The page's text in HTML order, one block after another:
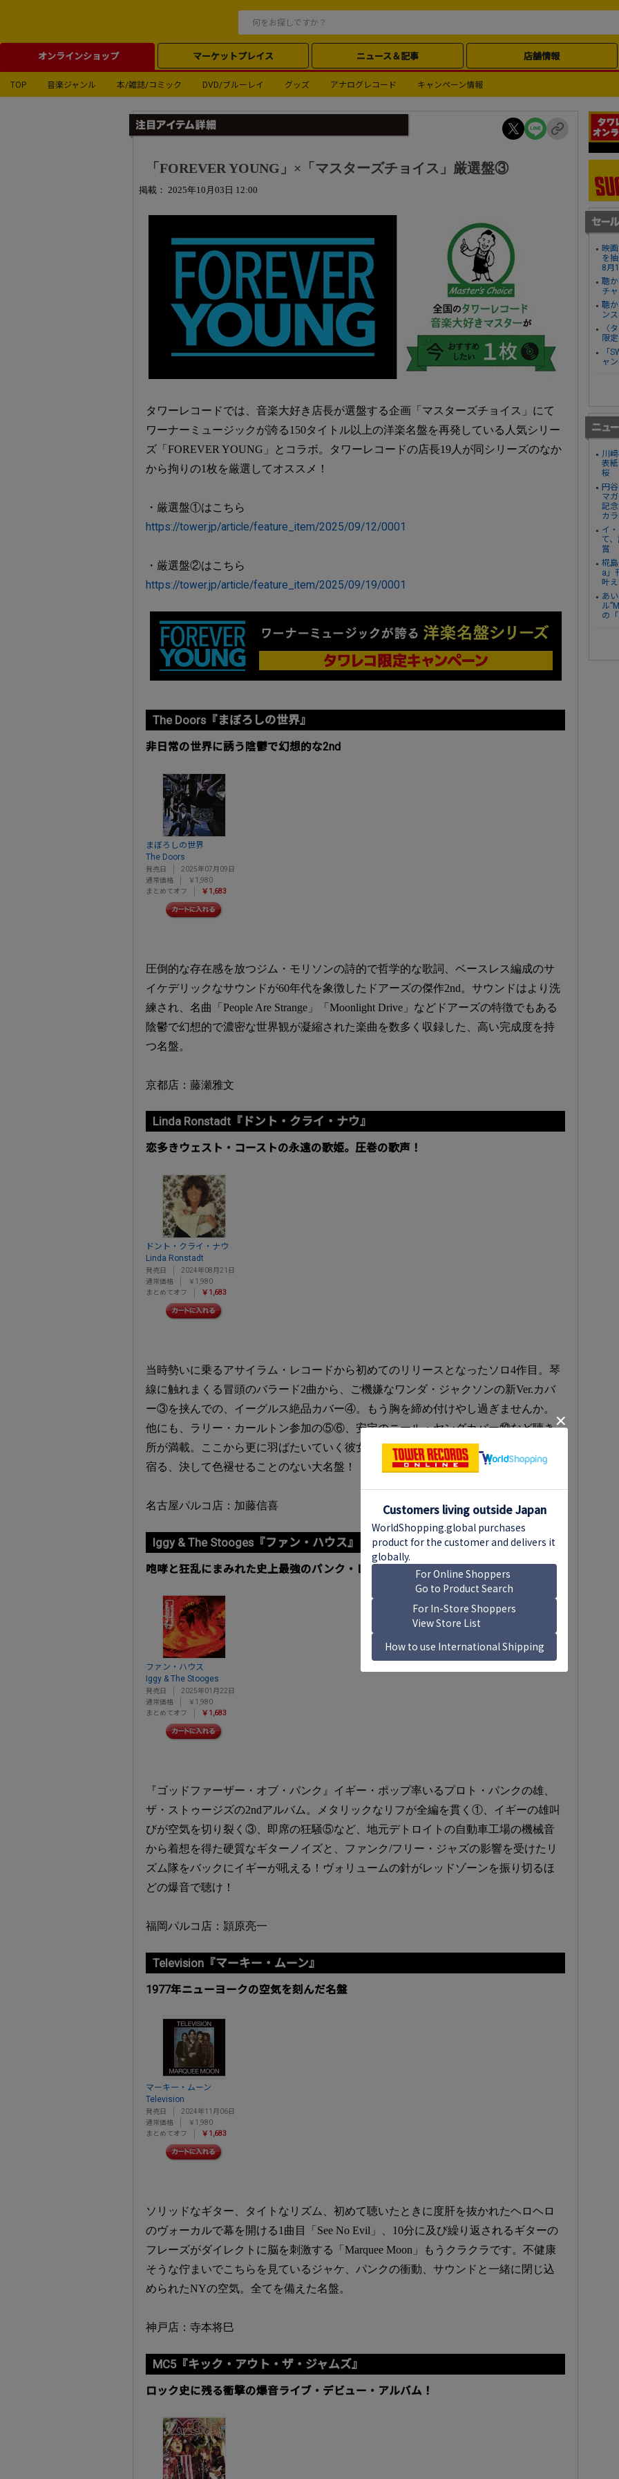
オンラインショップ マーケットプレイス ニュース＆記事 店舗情報
TOP 音楽ジャンル 本/雑誌/コミック DVD/ブルーレイ グッズ アナログレコード キャンペーン情報
「FOREVER YOUNG」×「マスターズチョイス」厳選盤③
掲載： 2025年10月03日 12:00
タワーレコードでは、音楽大好き店長が選盤する企画「マスターズチョイス」にて
ワーナーミュージックが誇る150タイトル以上の洋楽名盤を再発している人気シリー
ズ「FOREVER YOUNG」とコラボ。タワーレコードの店長19人が同シリーズのなか
から拘りの1枚を厳選してオススメ！
・厳選盤①はこちら
https://tower.jp/article/feature_item/2025/09/12/0001
・厳選盤②はこちら
https://tower.jp/article/feature_item/2025/09/19/0001
The Doors『まぼろしの世界』
非日常の世界に誘う陰鬱で幻想的な2nd
まぼろしの世界
The Doors
発売日
2025年07月09日
通常価格
￥1,980
まとめてオフ
￥1,683
圧倒的な存在感を放つジム・モリソンの詩的で哲学的な歌詞、ベースレス編成のサ
イケデリックなサウンドが60年代を象徴したドアーズの傑作2nd。サウンドはより洗
練され、名曲「People Are Strange」「Moonlight Drive」などドアーズの特徴でもある
陰鬱で幻想的で濃密な世界観が凝縮された楽曲を数多く収録した、高い完成度を持
つ名盤。
京都店：藤瀬雅文
Linda Ronstadt『ドント・クライ・ナウ』
恋多きウェスト・コーストの永遠の歌姫。圧巻の歌声！
ドント・クライ・ナウ
Linda Ronstadt
発売日
2024年08月21日
通常価格
￥1,980
まとめてオフ
￥1,683
当時勢いに乗るアサイラム・レコードから初めてのリリースとなったソロ4作目。琴
線に触れまくる冒頭のバラード2曲から、ご機嫌なワンダ・ジャクソンの新Ver.カバ
ー③を挟んでの、イーグルス絶品カバー④。もう胸を締め付けやし過ぎませんか。
他にも、ラリー・カールトン参加の⑤⑥、安定のニール・ヤングカバー⑩など聴き
所が満載。ここから更に羽ばたいていく彼女ですが、その不朽の素朴さや美しさが
宿る、決して色褪せることのない大名盤！
名古屋パルコ店：加藤信喜
Iggy & The Stooges『ファン・ハウス』
咆哮と狂乱にまみれた史上最強のパンク・レコード！
ファン・ハウス
Iggy & The Stooges
発売日
2025年01月22日
通常価格
￥1,980
まとめてオフ
￥1,683
『ゴッドファーザー・オブ・パンク』イギー・ポップ率いるプロト・パンクの雄、
ザ・ストゥージズの2ndアルバム。メタリックなリフが全編を貫く①、イギーの雄叫
びが空気を切り裂く③、即席の狂騒⑤など、地元デトロイトの自動車工場の機械音
から着想を得た硬質なギターノイズと、ファンク/フリー・ジャズの影響を受けたリ
ズム隊をバックにイギーが吼える！ヴォリュームの針がレッドゾーンを振り切るほ
どの爆音で聴け！
福岡パルコ店：頴原亮一
Television『マーキー・ムーン』
1977年ニューヨークの空気を刻んだ名盤
マーキー・ムーン
Television
発売日
2024年11月06日
通常価格
￥1,980
まとめてオフ
￥1,683
ソリッドなギター、タイトなリズム、初めて聴いたときに度肝を抜かれたヘロヘロ
のヴォーカルで幕を開ける1曲目「See No Evil」、10分に及び繰り返されるギターの
フレーズがダイレクトに脳を刺激する「Marquee Moon」もうクラクラです。不健康
そうな佇まいでこちらを見ているジャケ、パンクの衝動、サウンドと一緒に閉じ込
められたNYの空気。全てを備えた名盤。
神戸店：寺本将巳
MC5『キック・アウト・ザ・ジャムズ』
ロック史に残る衝撃の爆音ライブ・デビュー・アルバム！
映
を
8月
聴
チ
聴
ン
〈
限
「
ャ
川
表
桜
円
マ
記
カ
イ
て
賞
椛
a」
叶
あ
ル
の